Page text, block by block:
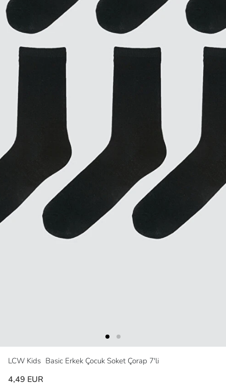
LCW Kids Basic Erkek Çocuk Soket Çorap 7'li
4,49 EUR